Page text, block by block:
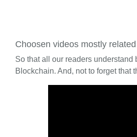
Choosen videos mostly
So that all our readers understand
Blockchain. And, not to forget that